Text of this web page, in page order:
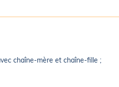
chaîne-mère et chaîne-fille ;